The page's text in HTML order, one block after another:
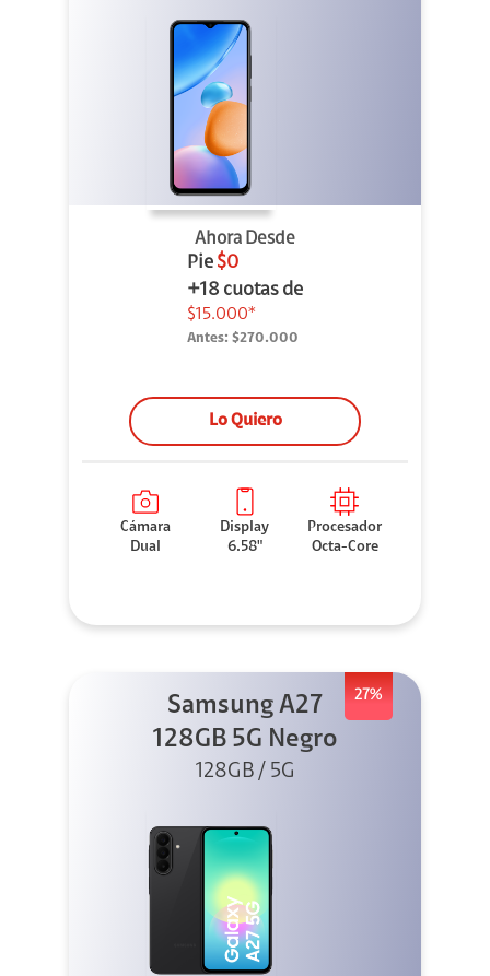
Ahora Desde
Pie $0
+18 cuotas de
$15.000*
Antes: $270.000
Lo Quiero
Cámara
Dual
Display
6.58"
Procesador
Octa-Core
27%
Samsung A27
128GB 5G Negro
128GB / 5G